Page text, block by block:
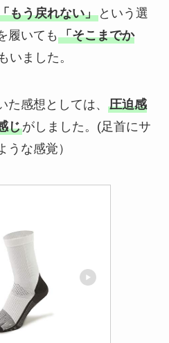
もう戻れない」という選
履いても 「そこまでか
いました。
感想としては、 圧迫感
じがしました。(足首にサ
な感覚）